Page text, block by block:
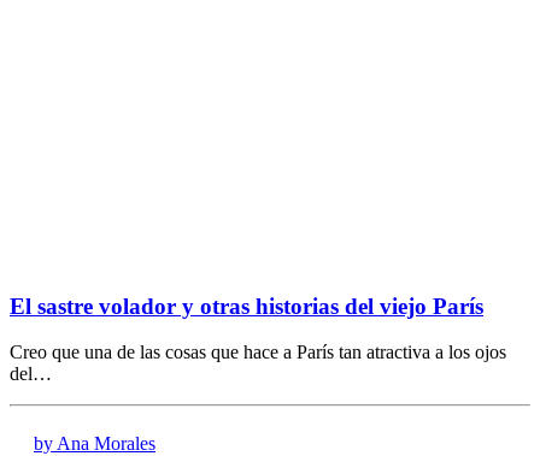
El sastre volador y otras historias del viejo París
Creo que una de las cosas que hace a París tan atractiva a los ojos
del…
by Ana Morales